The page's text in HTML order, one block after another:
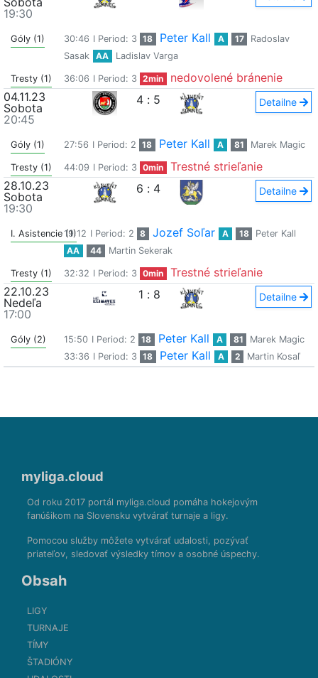
19:30
Góly (1) 30:46 I Period: 3 18 Peter Kall A 17
Radoslav
Sasak
AA Ladislav Varga
Tresty (1) 36:06 I Period: 3 2min
nedovolené bránenie
04.11.23
Sobota
20:45
4 : 5 Detailne
Góly (1) 27:56 I Period: 2 18 Peter Kall A 81 Marek Magic
Tresty (1) 44:09 I Period: 3 0min
Trestné strieľanie
28.10.23
Sobota
19:30
6 : 4 Detailne
I. Asistencie (1)19:12 I Period: 2 8 Jozef Soľar A 18
Peter Kall
AA
44 Martin Sekerak
Tresty (1) 32:32 I Period: 3 0min
Trestné strieľanie
22.10.23
Nedeľa
17:00
1 : 8 Detailne
Góly (2) 15:50 I Period: 2 18 Peter Kall A 81
Marek Magic
33:36 I Period: 3 18 Peter Kall A 2 Martin Kosaľ
myliga.cloud
Od roku 2017 portál myliga.cloud pomáha hokejovým
fanúšikom na Slovensku vytvárať turnaje a ligy.
Pomocou služby môžete vytvárať udalosti, pozývať
priateľov, sledovať výsledky tímov a osobné úspechy.
Obsah
LIGY
TURNAJE
TÍMY
ŠTADIÓNY